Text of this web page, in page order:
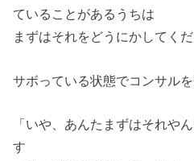
ていることがあるうちは
まずはそれをどうにかしてく
サボっている状態でコンサル
「いや、あんたまずはそれや
す